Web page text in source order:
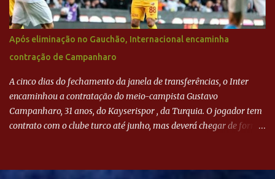
Após eliminação no Gauchão, Internacional encaminha
contração de Campanharo
A cinco dias do fechamento da janela de transferências, o Inter
encaminhou a contratação do meio-campista Gustavo
Campanharo, 31 anos, do Kayserispor , da Turquia. O jogador tem
contrato com o clube turco até junho, mas deverá chegar de forma
Evian, da França, Hellas Verona, da Itália, e Ludogorets, da